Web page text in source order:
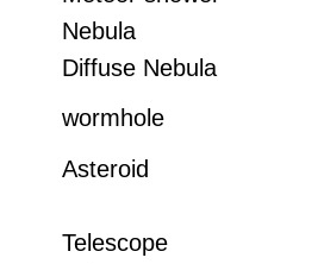
Nebula
Diffuse Nebula
wormhole
Asteroid
Telescope